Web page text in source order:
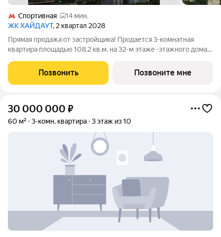
Спортивная
14 мин.
ЖК ХАЙДАУТ, 2 квартал 2028
Прямая продажа от застройщика! Продается 3-комнатная
квартира площадью 108.2 кв.м. на 32-м этаже -этажного дома в
Победы, Долина реки Сетунь, МГУ, Москва-Сити, Воробьевы
горы. Высота потолков 3,25 м.
Позвонить Позвоните мне
30 000 000 ₽
60 м² 3-комн. квартира 3 этаж из 10